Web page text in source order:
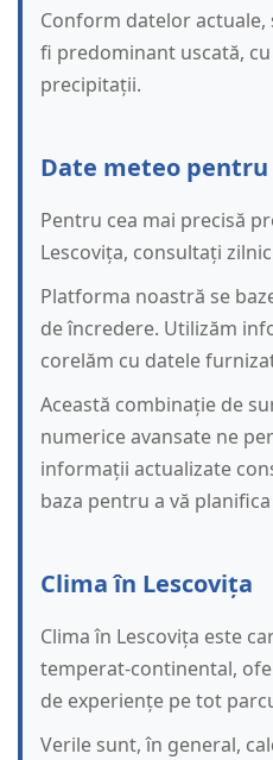
Conform datelor actuale,
fi predominant uscată,
precipitații.
Date meteo pentru
Pentru cea mai precisă
Lescovița, consultați
Platforma noastră se
de încredere. Utilizăm
corelăm cu datele
Această combinație de
numerice avansate ne
informații actualizate
baza pentru a vă
Clima în Lescovița
Clima în Lescovița este
temperat-continental,
de experiențe pe tot
Verile sunt, în general,